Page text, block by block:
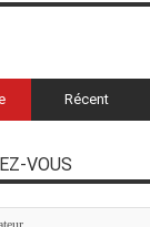
Récent
VOUS